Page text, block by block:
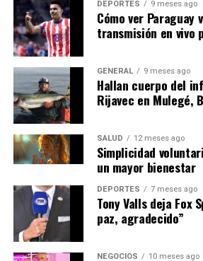
Este evento no solo afecta a los
directamente, sino que también
sobre la seguridad y el manejo de las
un tema que ha estado en el centro
durante años.
NOTICIAS RELACIONADAS:
SIGUIENTE
Aumento de la Inflación en España:
ANTERIOR
Aumento de la Inflación en España:
Perspectivas
DEPORTES 9 meses ago
Cómo ver Paraguay
transmisión en vivo
GENERAL 9 meses ago
Hallan cuerpo del
Rijavec en Mulegé,
SALUD 12 meses ago
Simplicidad
un mayor bienestar
DEPORTES 7 meses ago
Tony Valls deja Fox
paz, agradecido”
NEGOCIOS 10 meses ago